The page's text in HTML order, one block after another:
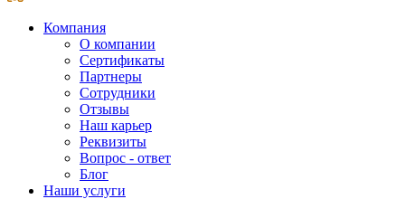
Компания
О компании
Сертификаты
Партнеры
Сотрудники
Отзывы
Наш карьер
Реквизиты
Вопрос - ответ
Блог
Наши услуги